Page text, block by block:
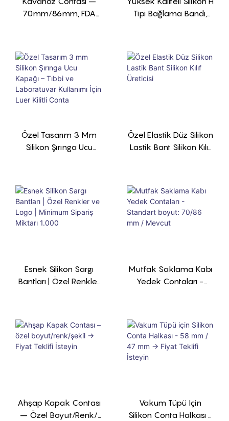
70mm/86mm, FDA
Tipi Bağlama Bandı,
Kullanılabilir. Minimum
Sipariş Miktarı 1.000
Adettir.
Özel Tasarım 3 Mm
Silikon Şırınga Ucu
İçin Luer Kilitli Conta
Özel Elastik Düz Silikon
Lastik Bant Silikon Kılıf
Esnek Silikon Sargı
Bantları | Özel Renkler
Mutfak Saklama Kabı
Yedek Contaları -
Ahşap Kapak Contası
– Özel Boyut/renk/
Vakum Tüpü Için
Silikon Conta Halkası -